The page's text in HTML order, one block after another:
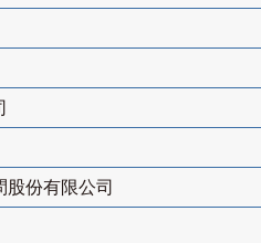
份有限公司